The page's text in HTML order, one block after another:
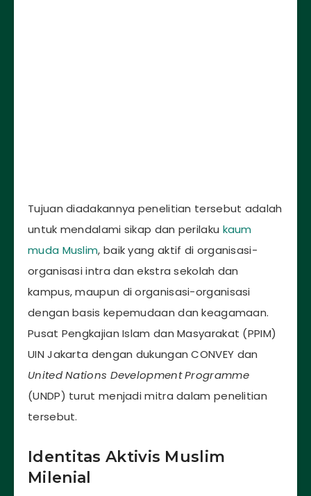
Tujuan diadakannya penelitian tersebut adalah
untuk mendalami sikap dan perilaku kaum
muda Muslim, baik yang aktif di organisasi-
organisasi intra dan ekstra sekolah dan
kampus, maupun di organisasi-organisasi
dengan basis kepemudaan dan keagamaan.
Pusat Pengkajian Islam dan Masyarakat (PPIM)
UIN Jakarta dengan dukungan CONVEY dan
United Nations Development Programme
(UNDP) turut menjadi mitra dalam penelitian
tersebut.
Identitas Aktivis Muslim
Milenial